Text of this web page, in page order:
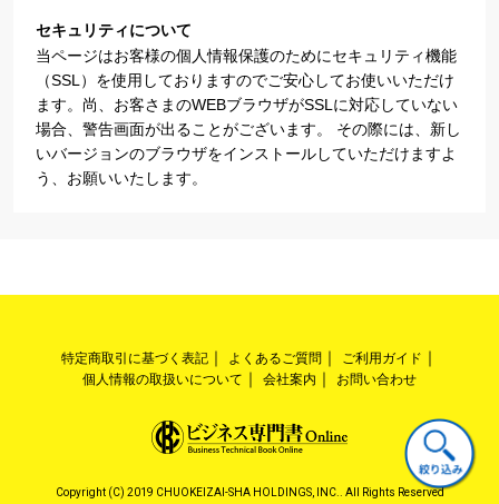
セキュリティについて
当ページはお客様の個人情報保護のためにセキュリティ機能
（SSL）を使用しておりますのでご安心してお使いいただけ
ます。尚、お客さまのWEBブラウザがSSLに対応していない
場合、警告画面が出ることがございます。 その際には、新し
いバージョンのブラウザをインストールしていただけますよ
う、お願いいたします。
特定商取引に基づく表記 よくあるご質問
ご利用ガイド
個人情報の取扱いについて
会社案内 お問い合わせ
Copyright (C) 2019 CHUOKEIZAI-SHA HOLDINGS, INC.. All Rights Reserved